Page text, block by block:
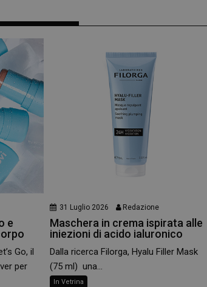
e
Go, il
per
31 Luglio 2026 Redazione
Maschera in crema ispirata alle
iniezioni di acido ialuronico
Dalla ricerca Filorga, Hyalu Filler Mask
(75 ml) una...
In Vetrina
www.panoramacosmetico.it